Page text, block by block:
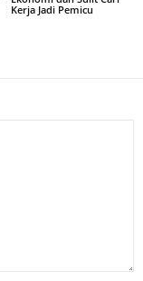
Kerja Jadi Pemicu